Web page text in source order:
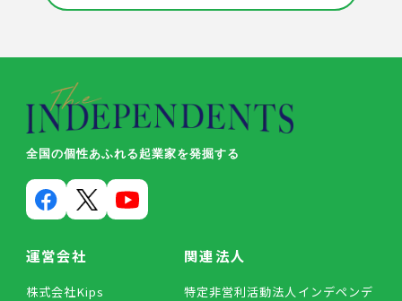
全国の個性あふれる起業家を発掘する
運営会社
株式会社Kips
関連法人
特定非営利活動法人インデペンデ